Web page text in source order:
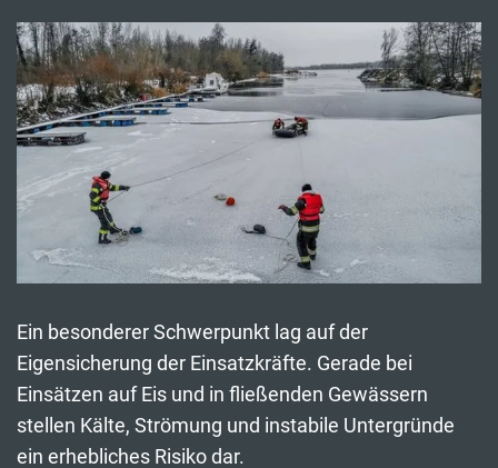
Ein besonderer Schwerpunkt lag auf der
Eigensicherung der Einsatzkräfte. Gerade bei
Einsätzen auf Eis und in fließenden Gewässern
stellen Kälte, Strömung und instabile Untergründe
ein erhebliches Risiko dar.